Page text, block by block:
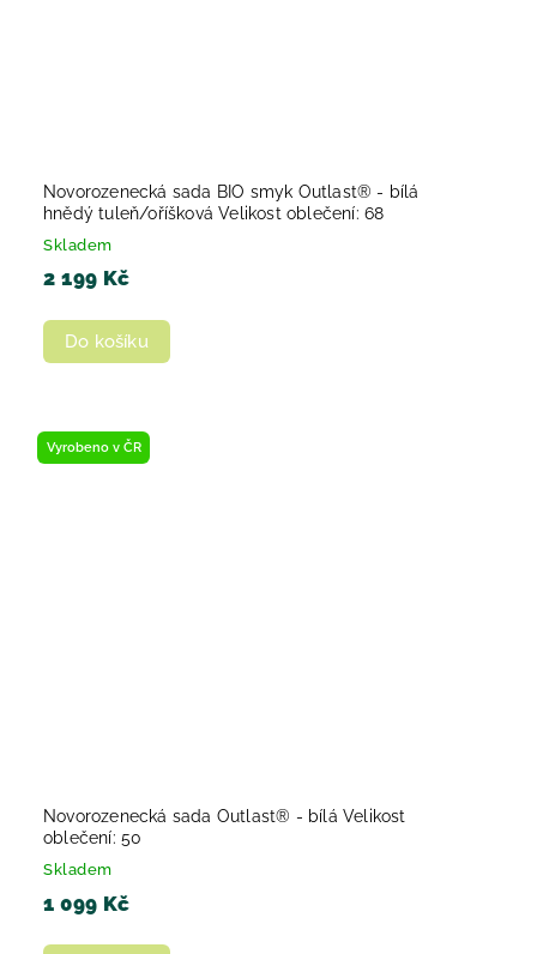
Novorozenecká sada BIO smyk Outlast® - bílá
hnědý tuleň/oříšková Velikost oblečení: 68
Skladem
2 199 Kč
Do košíku
Vyrobeno v ČR
Novorozenecká sada Outlast® - bílá Velikost
oblečení: 50
Skladem
1 099 Kč